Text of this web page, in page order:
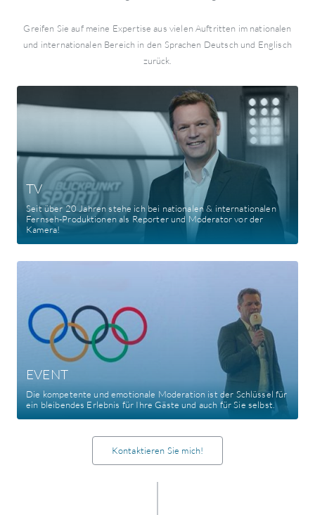
Greifen Sie auf meine Expertise aus vielen Auftritten im nationalen
und internationalen Bereich in den Sprachen Deutsch und Englisch
zurück.
TV
Seit über 20 Jahren stehe ich bei nationalen & internationalen
Fernseh-Produktionen als Reporter und Moderator vor der
Kamera!
EVENT
Die kompetente und emotionale Moderation ist der Schlüssel für
ein bleibendes Erlebnis für Ihre Gäste und auch für Sie selbst.
Kontaktieren Sie mich!